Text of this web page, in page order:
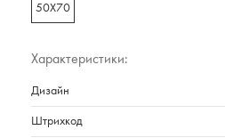
50Х70
Характеристики:
Дизайн
Штрихкод